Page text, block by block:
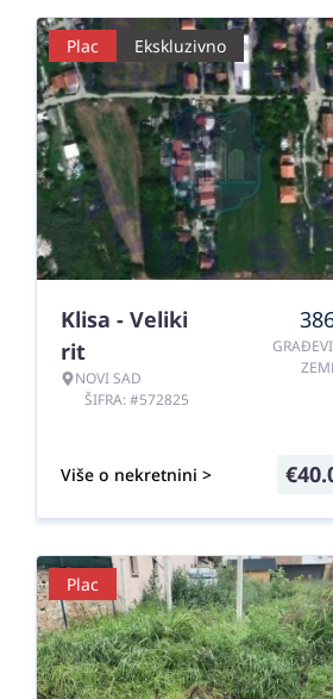
Plac Ekskluzivno
Klisa - Veliki
rit
NOVI SAD
ŠIFRA: #572825
Više o nekretnini > €
Plac